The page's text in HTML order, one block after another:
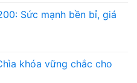
Sức mạnh bền bỉ, giá
khóa vững chắc cho